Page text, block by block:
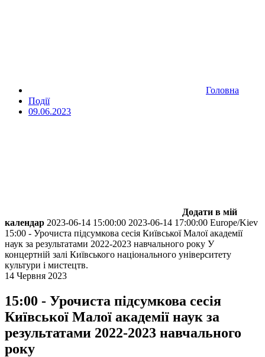
Головна
Події
09.06.2023
Додати в мій
календар 2023-06-14 15:00:00 2023-06-14 17:00:00 Europe/Kiev
15:00 - Урочиста підсумкова сесія Київської Малої академії
наук за результатами 2022-2023 навчального року У
концертній залі Київського національного університету
культури і мистецтв.
14 Червня 2023
15:00 - Урочиста підсумкова сесія
Київської Малої академії наук за
результатами 2022-2023 навчального
року